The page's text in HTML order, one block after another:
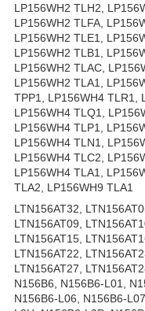
LP156WH2 TLH2,
LP156WH2 TLFA,
LP156WH2 TLE1,
LP156WH2 TLB1,
LP156WH2 TLAC,
LP156WH2 TLA1,
TPP1, LP156WH4 TLR1,
LP156WH4 TLQ1,
LP156WH4 TLP1,
LP156WH4 TLN1,
LP156WH4 TLC2,
LP156WH4 TLA1,
TLA2, LP156WH9 TLA1
LTN156AT32,
LTN156AT09,
LTN156AT15,
LTN156AT22,
LTN156AT27,
N156B6, N156B6-L01,
N156B6-L06, N156B6-